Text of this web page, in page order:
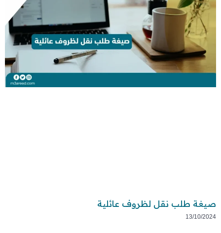
صيغة طلب نقل لظروف عائلية
13/10/2024